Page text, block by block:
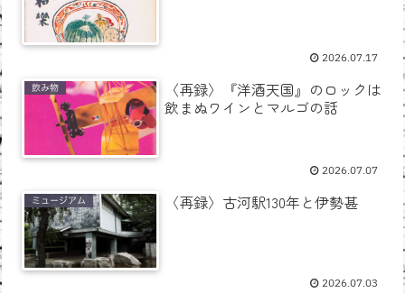
2026.07.17
飲み物
〈再録〉『洋酒天国』のロックは
飲まぬワインとマルゴの話
2026.07.07
ミュージアム 〈再録〉古河駅130年と伊勢甚
2026.07.03